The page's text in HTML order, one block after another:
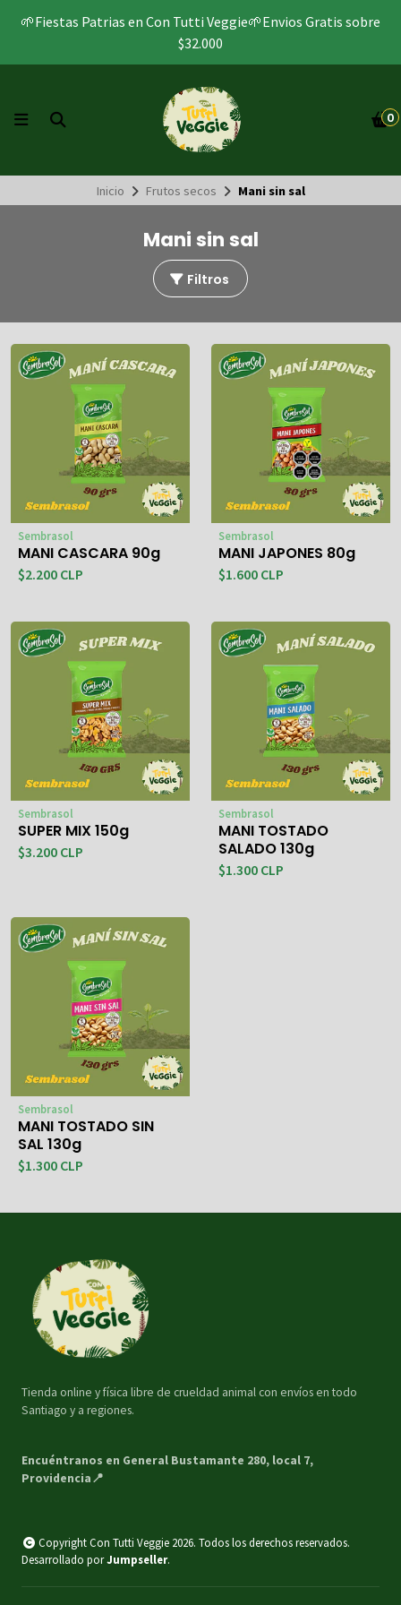
🌱Fiestas Patrias en Con Tutti Veggie🌱Envios Gratis sobre
$32.000
0
Inicio Frutos secos Mani sin sal
Mani sin sal
Filtros
Sembrasol
MANI CASCARA 90g
$2.200 CLP
Sembrasol
MANI JAPONES 80g
$1.600 CLP
Sembrasol
SUPER MIX 150g
$3.200 CLP
Sembrasol
MANI TOSTADO
SALADO 130g
$1.300 CLP
Sembrasol
MANI TOSTADO SIN
SAL 130g
$1.300 CLP
Tienda online y física libre de crueldad animal con envíos en todo
Santiago y a regiones.
Encuéntranos en General Bustamante 280, local 7,
Providencia📍
Copyright Con Tutti Veggie 2026. Todos los derechos reservados.
Desarrollado porJumpseller.